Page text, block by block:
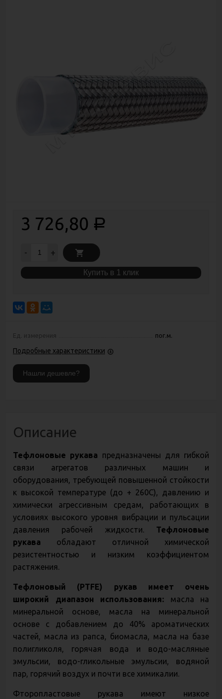
3 726,80 Р
- +
Купить в 1 клик
Ед. измерения пог.м.
Подробные характеристики
Описание
Тефлоновые рукава предназначены для гибкой
связи агрегатов различных машин и
оборудования, требующей повышенной стойкости
к высокой температуре (до + 260С), давлению и
химически агрессивным средам, работающих в
условиях высокого уровня вибрации и пульсации
давления рабочей жидкости. Тефлоновые
рукава обладают отличной химической
резистентностью и низким коэффициентом
растяжения.
Тефлоновый (PTFE) рукав имеет очень
широкий диапазон использования: масла на
минеральной основе, масла на минеральной
основе с добавлением до 40% ароматических
частей, масла из рапса, биомасла, масла на базе
полигликоля, горячая вода и водо-масляные
эмульсии, водо-гликольные эмульсии, водяной
пар, горячий воздух и почти все химикалии.
Фторопластовые рукава имеют низкое